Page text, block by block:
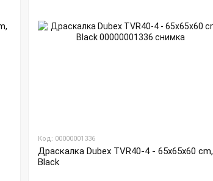
Код: 00000001336
Драскалка Dubex TVR40-4 - 65x65x60 cm,
Black